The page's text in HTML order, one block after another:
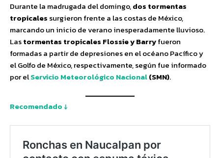
Durante la madrugada del domingo,dos tormentas
tropicales surgieron frente a las costas de México,
marcando un inicio de verano inesperadamente lluvioso.
Lastormentas tropicales Flossie y Barryfueron
formadas a partir de depresiones en el océano Pacífico y
el Golfo de México, respectivamente, según fue informado
por elServicio Meteorológico Nacional(SMN).
Recomendado ↓